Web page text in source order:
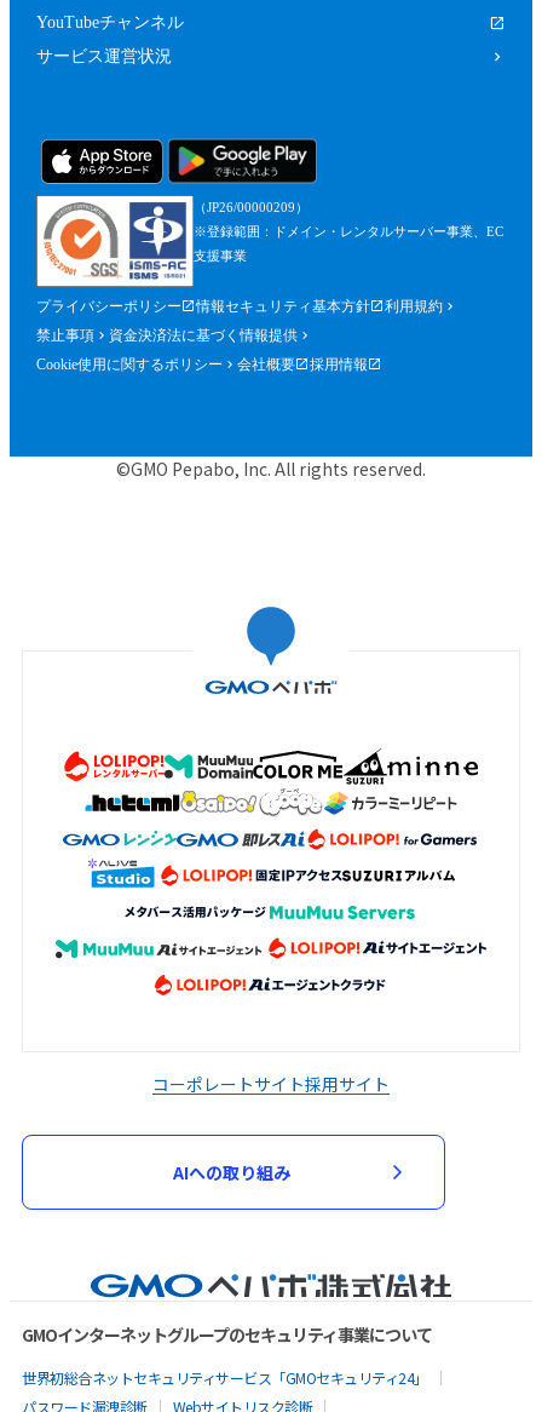
YouTubeチャンネル
サービス運営状況
（JP26/00000209）
※登録範囲：ドメイン・レンタルサーバー事業、EC
支援事業
プライバシーポリシー 情報セキュリティ基本方針
利用規約
禁止事項
資金決済法に基づく情報提供
Cookie使用に関するポリシー
会社概要 採用情報
©GMO Pepabo, Inc. All rights reserved.
コーポレートサイト採用サイト
AIへの取り組み
GMOインターネットグループのセキュリティ事業について
世界初総合ネットセキュリティサービス「GMOセキュリティ24」
パスワード漏洩診断
Webサイトリスク診断